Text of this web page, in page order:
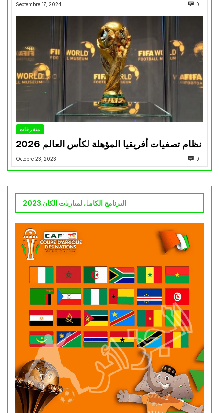
Septembre 17, 2024 0
متفرقات
نظام تصفيات أفريقيا المؤهلة لكأس العالم 2026
Octobre 23, 2023 0
البرنامج الكامل لمباريات الكان 2023